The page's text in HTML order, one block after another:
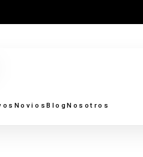
NoviosBlogNosotros